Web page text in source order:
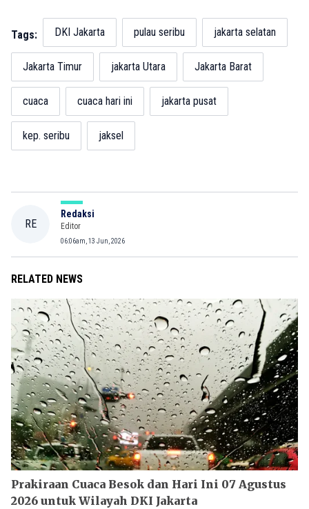
Tags: DKI Jakarta pulau seribu jakarta selatan
Jakarta Timur jakarta Utara Jakarta Barat
cuaca cuaca hari ini jakarta pusat
kep. seribu jaksel
RE
Redaksi
Editor
06:06am, 13 Jun, 2026
RELATED NEWS
Prakiraan Cuaca Besok dan Hari Ini 07 Agustus
2026 untuk Wilayah DKI Jakarta